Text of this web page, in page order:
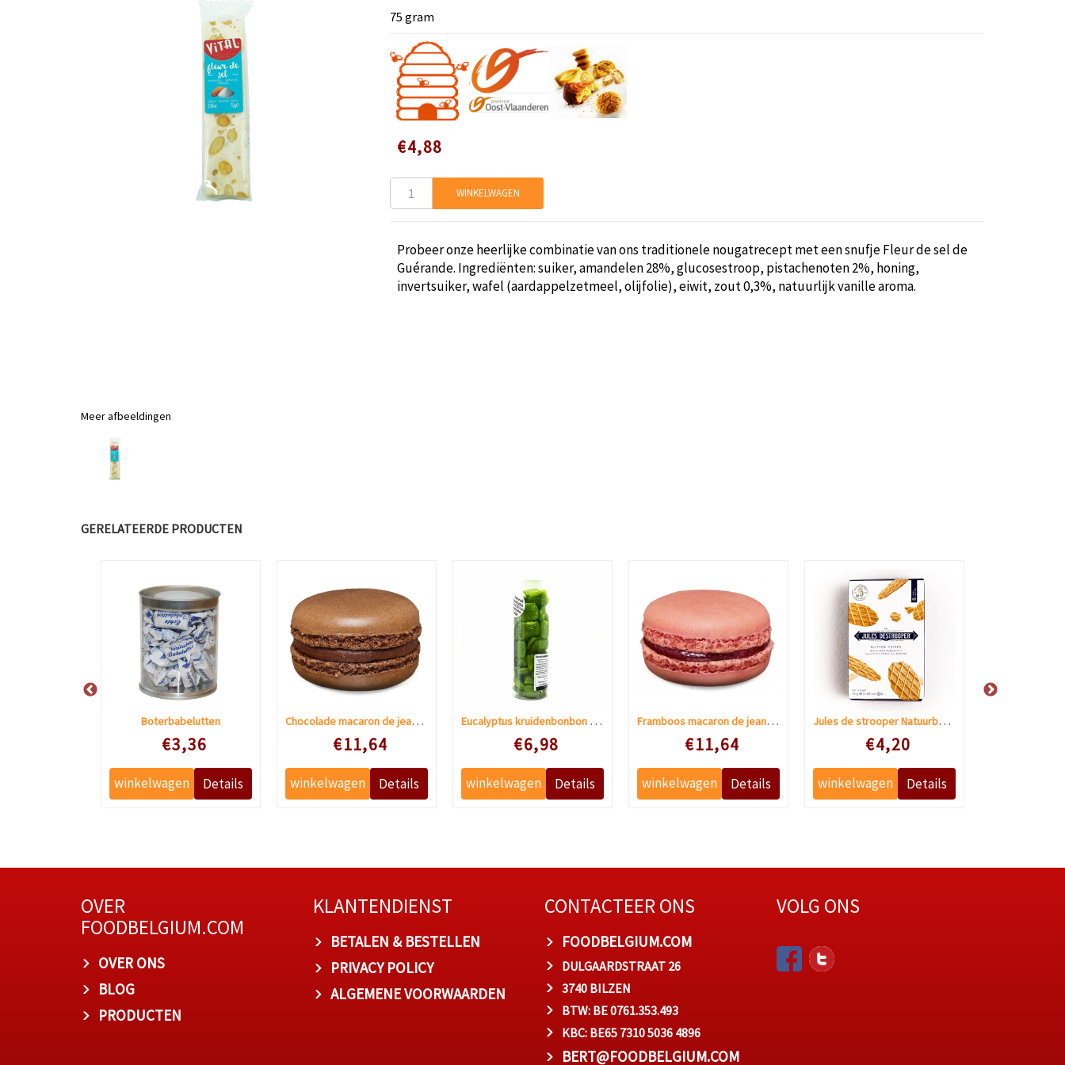
Meer afbeeldingen
75 gram
Speciale
€4,88
WINKELWAGEN
Probeer onze heerlijke combinatie van ons traditionele nougatrecept met een snufje Fleur de sel de
Guérande. Ingrediënten: suiker, amandelen 28%, glucosestroop, pistachenoten 2%, honing,
invertsuiker, wafel (aardappelzetmeel, olijfolie), eiwit, zout 0,3%, natuurlijk vanille aroma.
GERELATEERDE PRODUCTEN
Boterbabelutten
Speciale prijs
€3,36
Chocolade macaron de jean-pierre
Speciale prijs
€11,64
Eucalyptus kruidenbonbon suikervrij
Speciale prijs
€6,98
Framboos macaron de jean-pierre
Speciale prijs
€11,64
Jules de strooper Natuurboterwafels
Speciale prijs
€4,20
OVER
FOODBELGIUM.COM
OVER ONS
BLOG
PRODUCTEN
KLANTENDIENST
BETALEN & BESTELLEN
PRIVACY POLICY
ALGEMENE VOORWAARDEN
CONTACTEER ONS
FOODBELGIUM.COM
DULGAARDSTRAAT 26
3740 BILZEN
BTW: BE 0761.353.493
KBC: BE65 7310 5036 4896
BERT@FOODBELGIUM.COM
VOLG ONS